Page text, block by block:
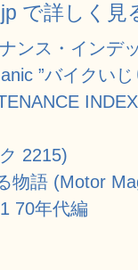
で詳しく見
ンス・インデ
”バイクい
2215)
物語 (Motor
70年代編